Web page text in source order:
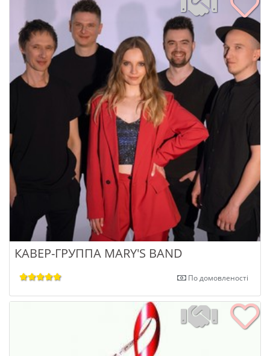
КАВЕР-ГРУППА MARY'S BAND
По домовленості